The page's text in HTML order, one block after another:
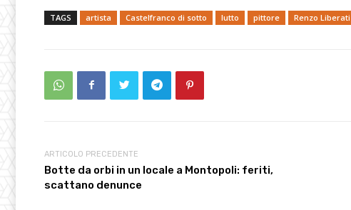
TAGS artista Castelfranco di sotto lutto pittore Renzo Liberati
ARTICOLO PRECEDENTE
Botte da orbi in un locale a Montopoli: feriti,
scattano denunce